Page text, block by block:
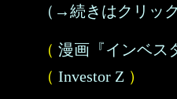
（→続きはクリック
（ 漫画『インベス
（ Investor Z ）